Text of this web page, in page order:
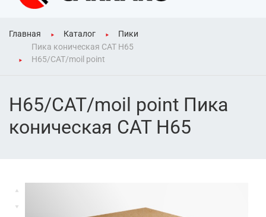
Главная Каталог
Пики
Пика коническая CAT H65
H65/CAT/moil point
H65/CAT/moil point Пика
коническая CAT H65